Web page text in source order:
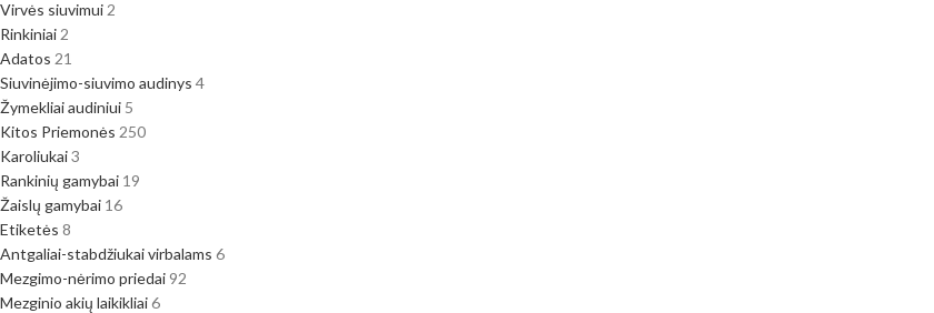
Virvės siuvimui 2
Rinkiniai 2
Adatos 21
Siuvinėjimo-siuvimo audinys 4
Žymekliai audiniui 5
Kitos Priemonės 250
Karoliukai3
Rankinių gamybai 19
Žaislų gamybai 16
Etiketės 8
Antgaliai-stabdžiukai virbalams 6
Mezgimo-nėrimo priedai 92
Mezginio akių laikikliai6